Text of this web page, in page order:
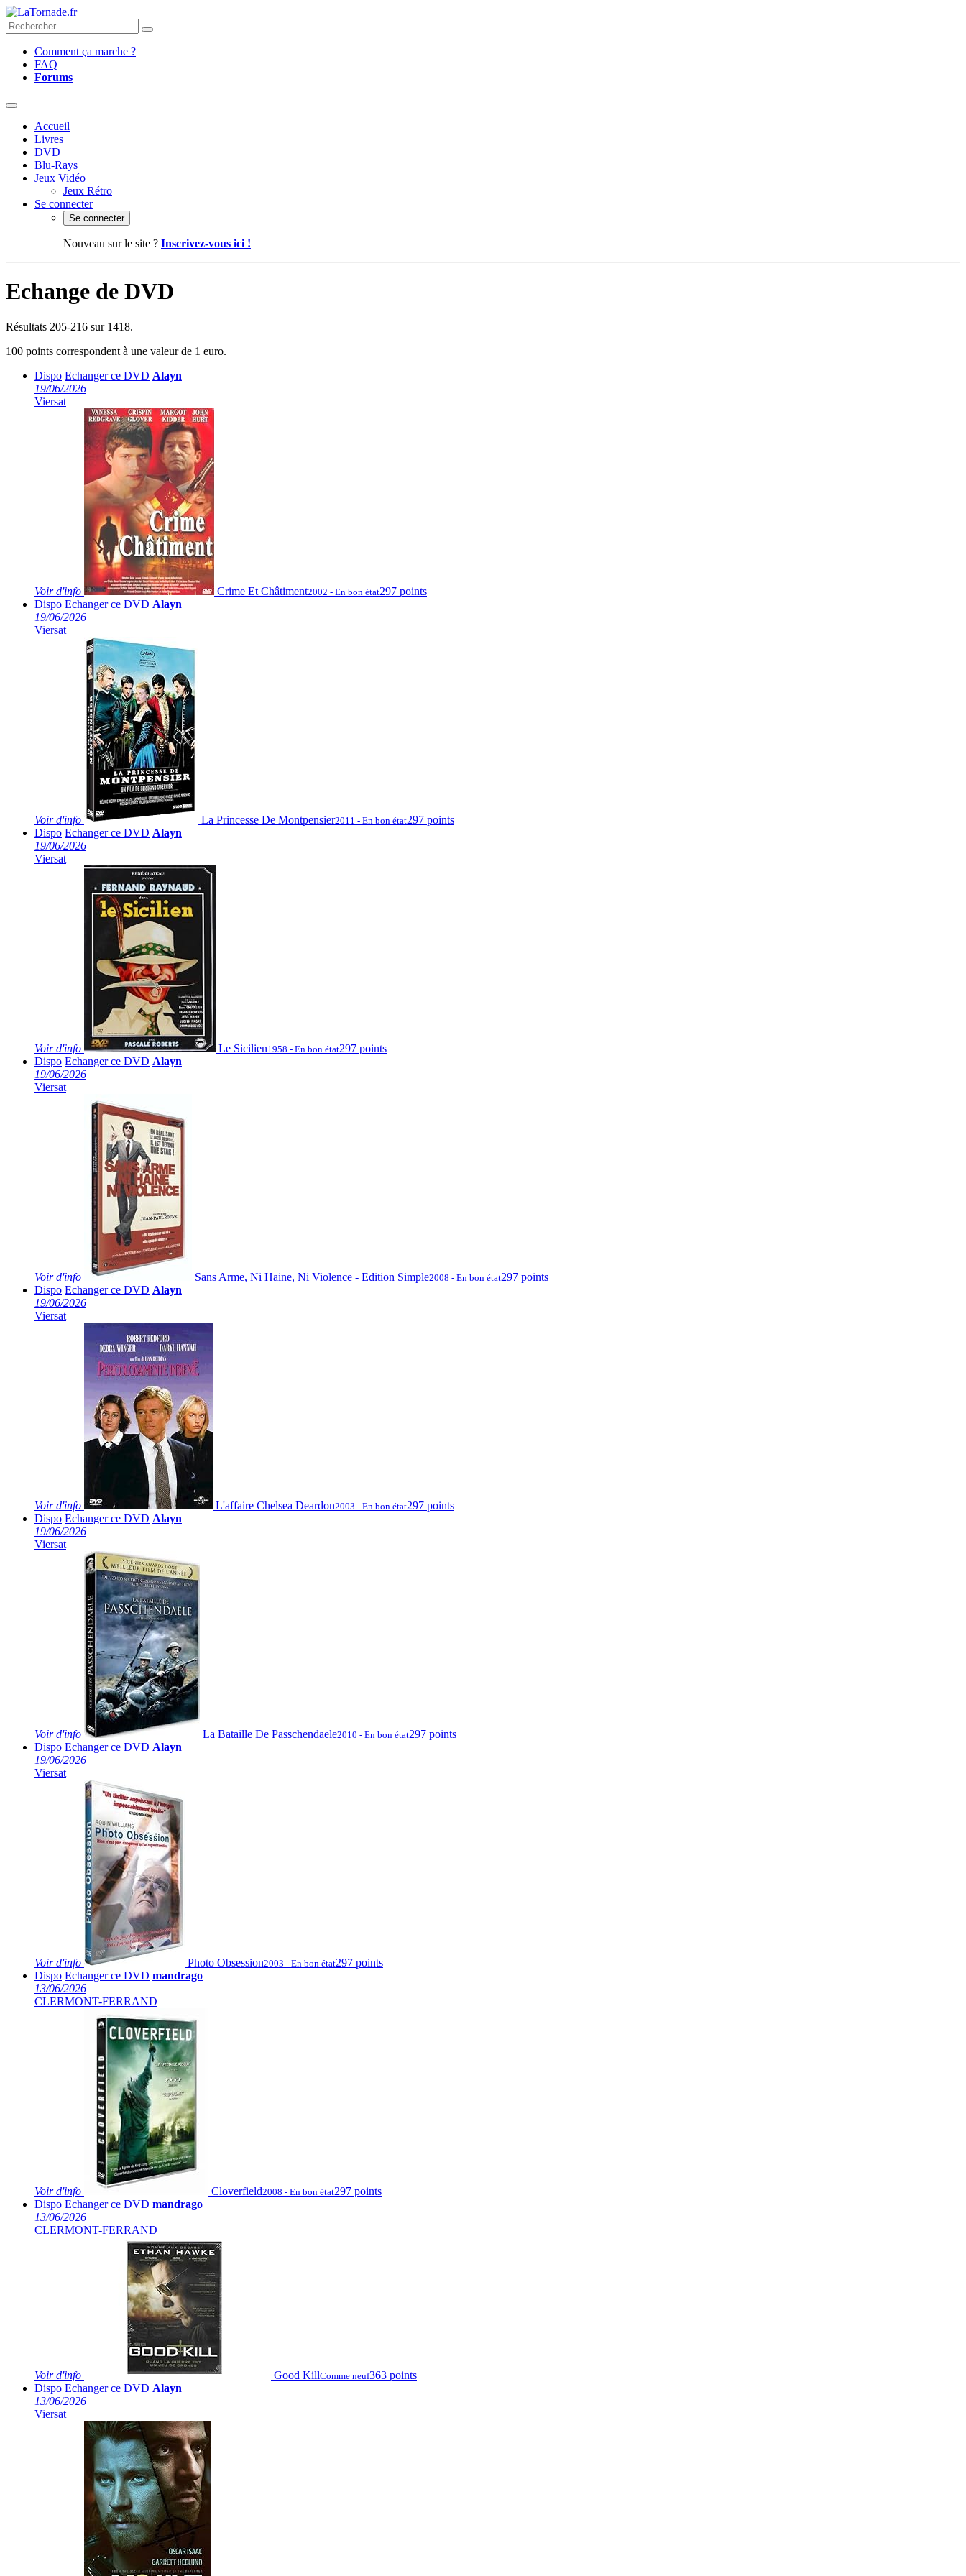
Comment ça marche ?
FAQ
Forums
Accueil
Livres
DVD
Blu-Rays
Jeux Vidéo
Jeux Rétro
Se connecter
Se connecter
Nouveau sur le site ? Inscrivez-vous ici !
Echange de DVD
Résultats 205-216 sur 1418.
100 points correspondent à une valeur de 1 euro.
Dispo Echanger ce DVD Alayn
19/06/2026
Viersat
Voir d'info Crime Et Châtiment2002 - En bon état297 points
Dispo Echanger ce DVD Alayn
19/06/2026
Viersat
Voir d'info La Princesse De Montpensier2011 - En bon état297 points
Dispo Echanger ce DVD Alayn
19/06/2026
Viersat
Voir d'info Le Sicilien1958 - En bon état297 points
Dispo Echanger ce DVD Alayn
19/06/2026
Viersat
Voir d'info Sans Arme, Ni Haine, Ni Violence - Edition Simple2008 - En bon état297 points
Dispo Echanger ce DVD Alayn
19/06/2026
Viersat
Voir d'info L'affaire Chelsea Deardon2003 - En bon état297 points
Dispo Echanger ce DVD Alayn
19/06/2026
Viersat
Voir d'info La Bataille De Passchendaele2010 - En bon état297 points
Dispo Echanger ce DVD Alayn
19/06/2026
Viersat
Voir d'info Photo Obsession2003 - En bon état297 points
Dispo Echanger ce DVD mandrago
13/06/2026
CLERMONT-FERRAND
Voir d'info Cloverfield2008 - En bon état297 points
Dispo Echanger ce DVD mandrago
13/06/2026
CLERMONT-FERRAND
Voir d'info Good KillComme neuf363 points
Dispo Echanger ce DVD Alayn
13/06/2026
Viersat